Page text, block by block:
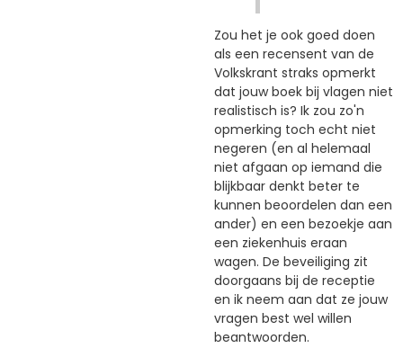
Zou het je ook goed doen
als een recensent van de
Volkskrant straks opmerkt
dat jouw boek bij vlagen niet
realistisch is? Ik zou zo'n
opmerking toch echt niet
negeren (en al helemaal
niet afgaan op iemand die
blijkbaar denkt beter te
kunnen beoordelen dan een
ander) en een bezoekje aan
een ziekenhuis eraan
wagen. De beveiliging zit
doorgaans bij de receptie
en ik neem aan dat ze jouw
vragen best wel willen
beantwoorden.